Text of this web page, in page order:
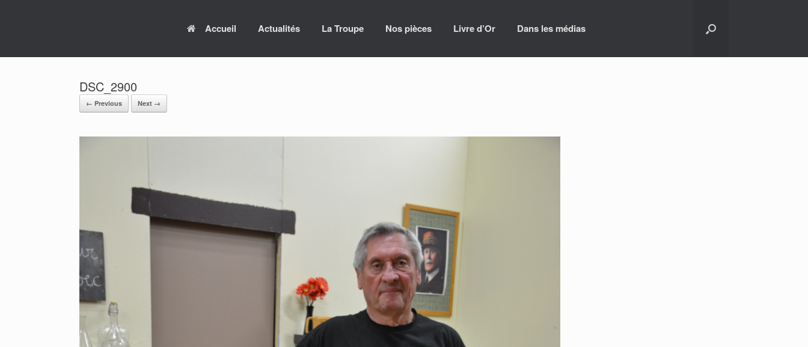
Accueil Actualités La Troupe Nos pièces Livre d’Or Dans les médias
DSC_2900
← Previous Next →